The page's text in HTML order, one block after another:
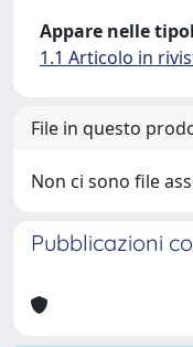
Appare nelle
1.1 Articolo in
File in questo
Non ci sono file
Pubblicazioni